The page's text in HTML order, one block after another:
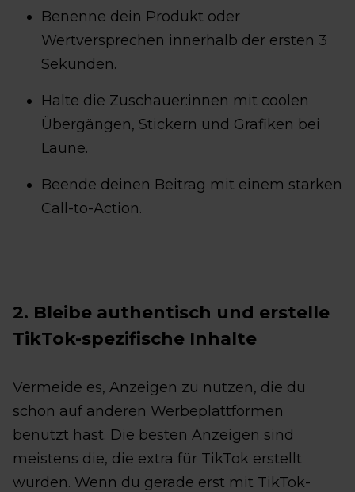
Benenne dein Produkt oder
Wertversprechen innerhalb der ersten 3
Sekunden.
Halte die Zuschauer:innen mit coolen
Übergängen, Stickern und Grafiken bei
Laune.
Beende deinen Beitrag mit einem starken
Call-to-Action.
2. Bleibe authentisch und erstelle
TikTok-spezifische Inhalte
Vermeide es, Anzeigen zu nutzen, die du
schon auf anderen Werbeplattformen
benutzt hast. Die besten Anzeigen sind
meistens die, die extra für TikTok erstellt
wurden. Wenn du gerade erst mit TikTok-